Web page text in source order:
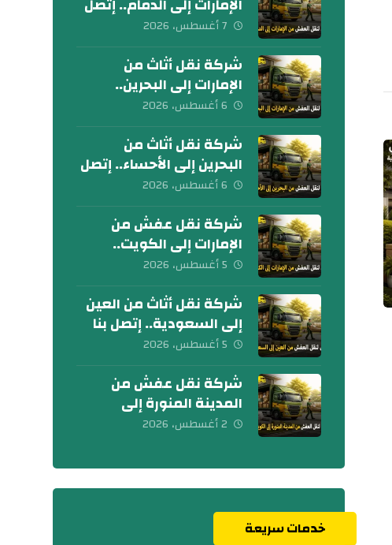
الآن
7 أغسطس، 2026
شركة نقل أثاث من
الإمارات إلى البحرين..
كلمنا الآن
6 أغسطس، 2026
شركة نقل أثاث من
البحرين إلى الأحساء.. إتصل
بنا الآن
6 أغسطس، 2026
شركة نقل عفش من
الإمارات إلى الكويت..
تواصل معنا الآن
5 أغسطس، 2026
شركة نقل أثاث من العين
إلى السعودية.. إتصل بنا
اليوم
5 أغسطس، 2026
شركة نقل عفش من
المدينة المنورة إلى
الكويت 0539600777
2 أغسطس، 2026
خدمات سريعة